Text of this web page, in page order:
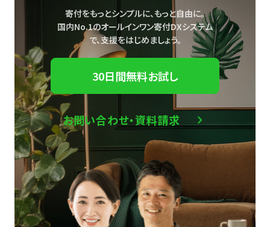
寄付をもっとシンプルに、もっと自由に。
国内No.1のオールインワン寄付DXシステム
で、支援をはじめましょう。
30日間無料お試し
お問い合わせ・資料請求